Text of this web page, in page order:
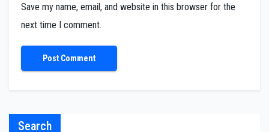
Save my name, email, and website in this browser for the
next time I comment.
Search